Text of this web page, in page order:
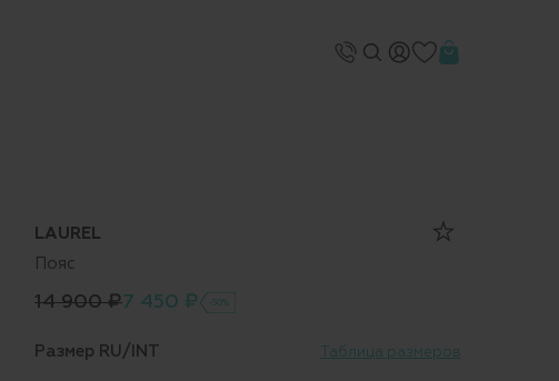
LAUREL
Пояс
14 900 ₽7 450 ₽ -50%
Размер RU/INT Таблица размеров